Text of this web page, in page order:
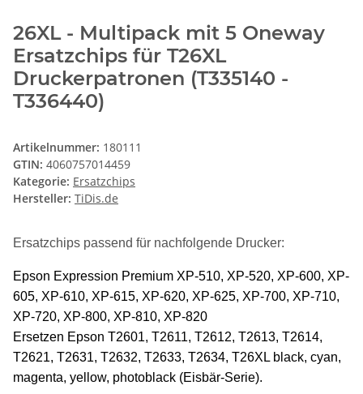
26XL - Multipack mit 5 Oneway
Ersatzchips für T26XL
Druckerpatronen (T335140 -
T336440)
Artikelnummer: 180111
GTIN: 4060757014459
Kategorie: Ersatzchips
Hersteller: TiDis.de
Ersatzchips passend für nachfolgende Drucker:
Epson Expression Premium XP-510, XP-520, XP-600, XP-
605, XP-610, XP-615, XP-620, XP-625, XP-700, XP-710,
XP-720, XP-800, XP-810, XP-820
Ersetzen Epson T2601, T2611, T2612, T2613, T2614,
T2621, T2631, T2632, T2633, T2634, T26XL black, cyan,
magenta, yellow, photoblack (Eisbär-Serie).